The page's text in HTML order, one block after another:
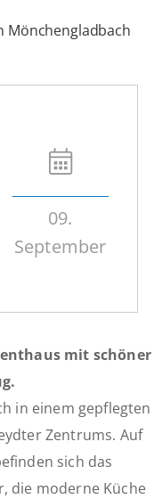
Mönchengladbach
09.
September
mit schöner
in einem gepflegten
Zentrums. Auf
sich das
die moderne Küche